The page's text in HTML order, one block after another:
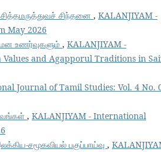
சிந்தனை , KALANJIYAM -
May 2026
உணர்வுகளும் , KALANJIYAM -
and Agapporul Traditions in
Journal of Tamil Studies: Vol. 4 No.
, KALANJIYAM - International
சமூகவியல் பகுப்பாய்வு ,